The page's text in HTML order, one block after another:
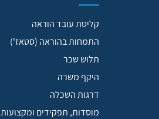
קליטת עובד הוראה
התמחות בהוראה (סטאז')
תלוש שכר
היקף משרה
דרגות השכלה
מוסדות, תפקידים ומקצועות